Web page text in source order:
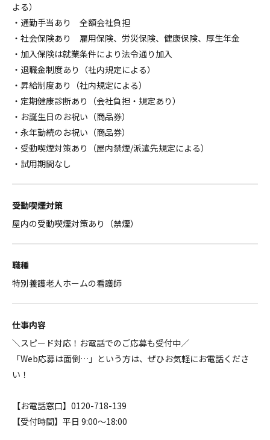
よる）
・通勤手当あり 全額会社負担
・社会保険あり 雇用保険、労災保険、健康保険、厚生年金
・加入保険は就業条件により法令通り加入
・退職金制度あり（社内規定による）
・昇給制度あり（社内規定による）
・定期健康診断あり（会社負担・規定あり）
・お誕生日のお祝い（商品券）
・永年勤続のお祝い（商品券）
・受動喫煙対策あり（屋内禁煙/派遣先規定による）
・試用期間なし
受動喫煙対策
屋内の受動喫煙対策あり（禁煙）
職種
特別養護老人ホームの看護師
仕事内容
＼スピード対応！お電話でのご応募も受付中／
「Web応募は面倒…」という方は、ぜひお気軽にお電話くださ
い！
【お電話窓口】0120-718-139
【受付時間】平日 9:00～18:00